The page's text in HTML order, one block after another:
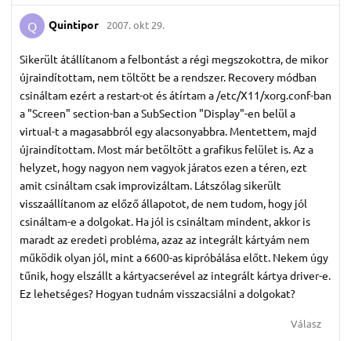
Q Quintipor 2007. okt 29.
Sikerült átállítanom a felbontást a régi megszokottra, de mikor
újraindítottam, nem töltött be a rendszer. Recovery módban
csináltam ezért a restart-ot és átírtam a /etc/X11/xorg.conf-ban
a "Screen" section-ban a SubSection "Display"-en belül a
virtual-t a magasabbról egy alacsonyabbra. Mentettem, majd
újraindítottam. Most már betöltött a grafikus felület is. Az a
helyzet, hogy nagyon nem vagyok járatos ezen a téren, ezt
amit csináltam csak improvizáltam. Látszólag sikerült
visszaállítanom az előző állapotot, de nem tudom, hogy jól
csináltam-e a dolgokat. Ha jól is csináltam mindent, akkor is
maradt az eredeti probléma, azaz az integrált kártyám nem
működik olyan jól, mint a 6600-as kipróbálása előtt. Nekem úgy
tűnik, hogy elszállt a kártyacserével az integrált kártya driver-e.
Ez lehetséges? Hogyan tudnám visszacsiálni a dolgokat?
Válasz